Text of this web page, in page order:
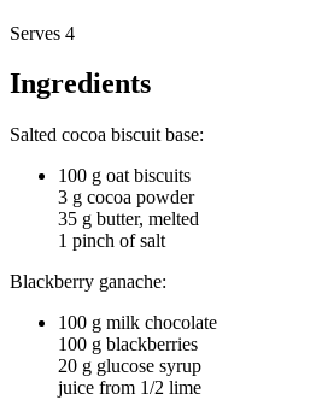
Serves 4
Ingredients
Salted cocoa biscuit base:
100 g oat biscuits
3 g cocoa powder
35 g butter, melted
1 pinch of salt
Blackberry ganache:
100 g milk chocolate
100 g blackberries
20 g glucose syrup
juice from 1/2 lime